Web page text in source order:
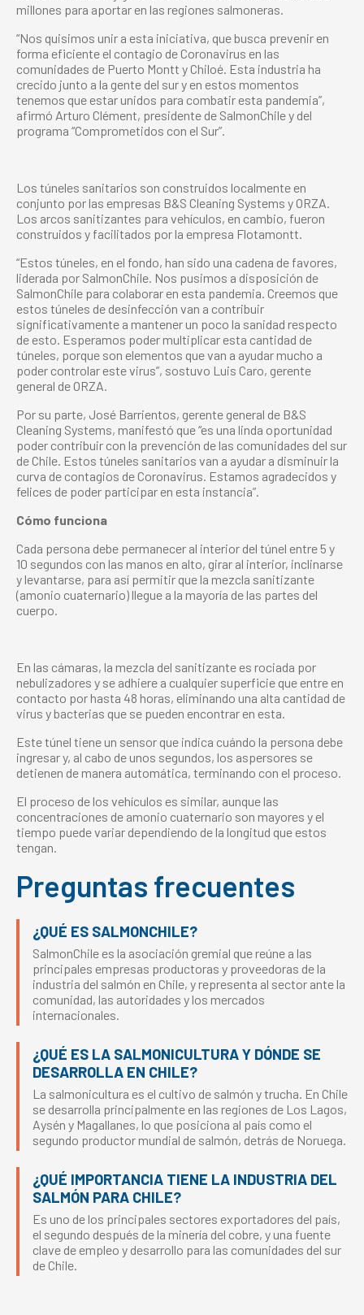
millones para aportar en las regiones salmoneras.
“Nos quisimos unir a esta iniciativa, que busca prevenir en
forma eficiente el contagio de Coronavirus en las
comunidades de Puerto Montt y Chiloé. Esta industria ha
crecido junto a la gente del sur y en estos momentos
tenemos que estar unidos para combatir esta pandemia”,
afirmó Arturo Clément, presidente de SalmonChile y del
programa “Comprometidos con el Sur”.
Los túneles sanitarios son construidos localmente en
conjunto por las empresas B&S Cleaning Systems y ORZA.
Los arcos sanitizantes para vehículos, en cambio, fueron
construidos y facilitados por la empresa Flotamontt.
“Estos túneles, en el fondo, han sido una cadena de favores,
liderada por SalmonChile. Nos pusimos a disposición de
SalmonChile para colaborar en esta pandemia. Creemos que
estos túneles de desinfección van a contribuir
significativamente a mantener un poco la sanidad respecto
de esto. Esperamos poder multiplicar esta cantidad de
túneles, porque son elementos que van a ayudar mucho a
poder controlar este virus”, sostuvo Luis Caro, gerente
general de ORZA.
Por su parte, José Barrientos, gerente general de B&S
Cleaning Systems, manifestó que“es una linda oportunidad
poder contribuir con la prevención de las comunidades del sur
de Chile. Estos túneles sanitarios van a ayudar a disminuir la
curva de contagios de Coronavirus. Estamos agradecidos y
felices de poder participar en esta instancia”.
Cómo funciona
Cada persona debe permanecer al interior del túnel entre 5 y
10 segundos con las manos en alto, girar al interior, inclinarse
y levantarse, para así permitir que la mezcla sanitizante
(amonio cuaternario) llegue a la mayoría de las partes del
cuerpo.
En las cámaras, la mezcla del sanitizante es rociada por
nebulizadores y se adhiere a cualquier superficie que entre en
contacto por hasta 48 horas, eliminando una alta cantidad de
virus y bacterias que se pueden encontrar en esta.
Este túnel tiene un sensor que indica cuándo la persona debe
ingresar y, al cabo de unos segundos, los aspersores se
detienen de manera automática, terminando con el proceso.
El proceso de los vehículos es similar, aunque las
concentraciones de amonio cuaternario son mayores y el
tiempo puede variar dependiendo de la longitud que estos
tengan.
Preguntas frecuentes
¿QUÉ ES SALMONCHILE?
SalmonChile es la asociación gremial que reúne a las
principales empresas productoras y proveedoras de la
industria del salmón en Chile, y representa al sector ante la
comunidad, las autoridades y los mercados
internacionales.
¿QUÉ ES LA SALMONICULTURA Y DÓNDE SE
DESARROLLA EN CHILE?
La salmonicultura es el cultivo de salmón y trucha. En Chile
se desarrolla principalmente en las regiones de Los Lagos,
Aysén y Magallanes, lo que posiciona al país como el
segundo productor mundial de salmón, detrás de Noruega.
¿QUÉ IMPORTANCIA TIENE LA INDUSTRIA DEL
SALMÓN PARA CHILE?
Es uno de los principales sectores exportadores del país,
el segundo después de la minería del cobre, y una fuente
clave de empleo y desarrollo para las comunidades del sur
de Chile.